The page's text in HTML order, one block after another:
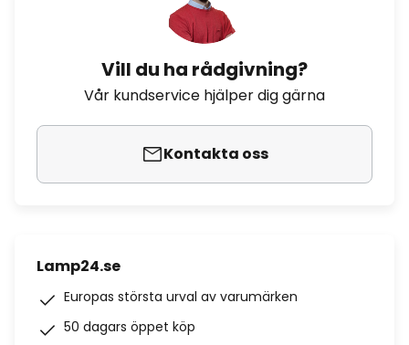
Vill du ha rådgivning?
Vår kundservice hjälper dig gärna
Kontakta oss
Lamp24.se
Europas största urval av varumärken
50 dagars öppet köp